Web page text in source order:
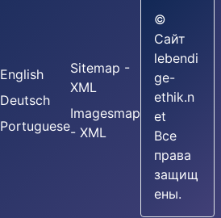
English
Deutsch
Portuguese
Sitemap -
XML
Imagesmap
- XML
©
Сайт
lebendi
ge-
ethik.n
et
Все
права
защищ
ены.